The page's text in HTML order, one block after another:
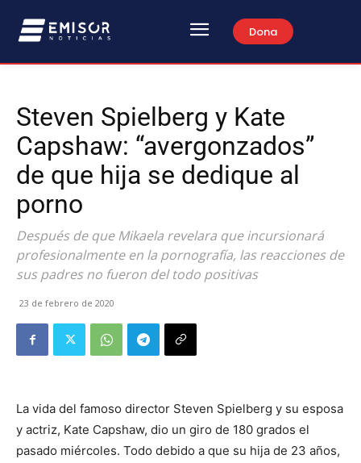
Dona
Steven Spielberg y Kate
Capshaw: “avergonzados”
de que hija se dedique al
porno
Después de que Mikaela revelara que incursionará
profesionalmente en la pornografía, las reacciones de
sus padres no fueron del todo positivas
23 de febrero de 2020
La vida del famoso director Steven Spielberg y su esposa
y actriz, Kate Capshaw, dio un giro de 180 grados el
pasado miércoles. Todo debido a que su hija de 23 años,